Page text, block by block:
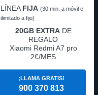
LÍNEA FIJA (30 min. a móvil e
ilimitado a fijo)
20GB EXTRADE
REGALO
Xiaomi Redmi A7 pro
2€/MES
¡LLAMA GRATIS!
900 370 813